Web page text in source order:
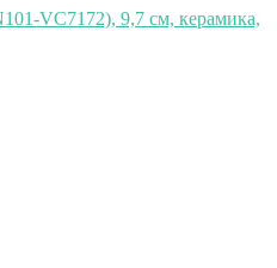
VC7172), 9,7 см, керамика,